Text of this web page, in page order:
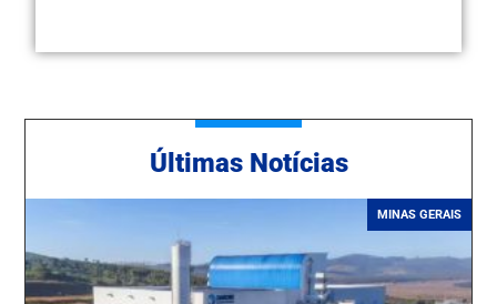
Últimas Notícias
MINAS GERAIS